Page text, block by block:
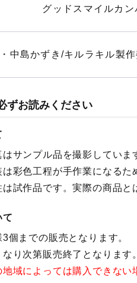
グッドスマイルカン
中島かずき/キルラキル製作
ずお読みください
サンプル品を撮影していま
彩色工程が手作業になるた
試作品です。実際の商品と
て
個までの販売となります。
り次第販売終了となります。
地域によっては購入できな